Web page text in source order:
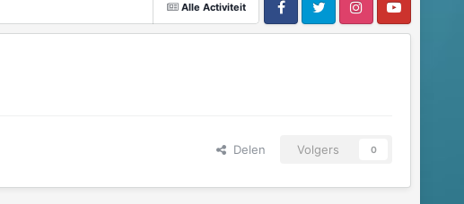
Alle Activiteit
Delen Volgers 0